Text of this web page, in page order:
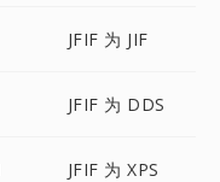
JFIF 为 JIF
JFIF 为 DDS
JFIF 为 XPS